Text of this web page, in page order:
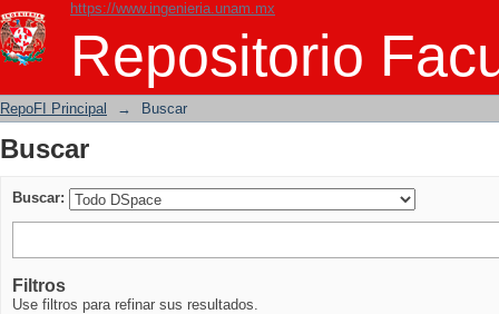
https://www.ingenieria.unam.mx
Repositorio
Buscar
RepoFI Principal → Buscar
Buscar
Buscar:
Filtros
Use filtros para refinar sus resultados.